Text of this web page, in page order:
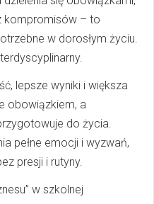
kompromisów – to
w dorosłym życiu.
lepsze wyniki i większa
obowiązkiem, a
do życia.
pełne emocji i wyzwań,
presji i rutyny.
w szkolnej